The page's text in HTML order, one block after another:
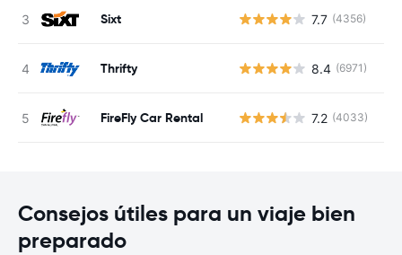
Sixt 7.7 (4356)
Thrifty 8.4 (6971)
FireFly Car Rental 7.2 (4033)
Consejos útiles para un viaje bien
preparado